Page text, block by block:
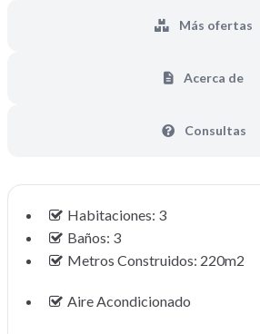
Más ofertas
Acerca de
Consultas
Habitaciones: 3
Baños: 3
Metros Construidos: 220m2
Aire Acondicionado